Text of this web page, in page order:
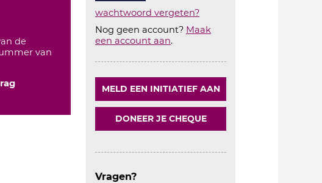
de
van
wachtwoord vergeten?
Nog geen account? Maak
een account aan.Account
MELD EEN INITIATIEF AAN
DONEER JE CHEQUE
Vragen?